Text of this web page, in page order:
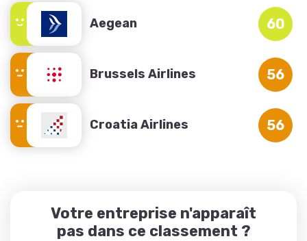
Aegean 60
Brussels Airlines 56
Croatia Airlines 56
Votre entreprise n'apparaît
pas dans ce classement ?